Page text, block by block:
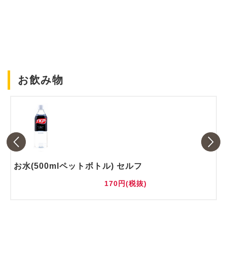
お飲み物
お水(500mlペットボトル) セルフ
170円(税抜)